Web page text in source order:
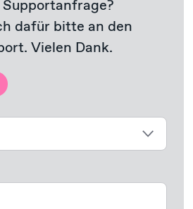
dafür bitte an den
Vielen Dank.